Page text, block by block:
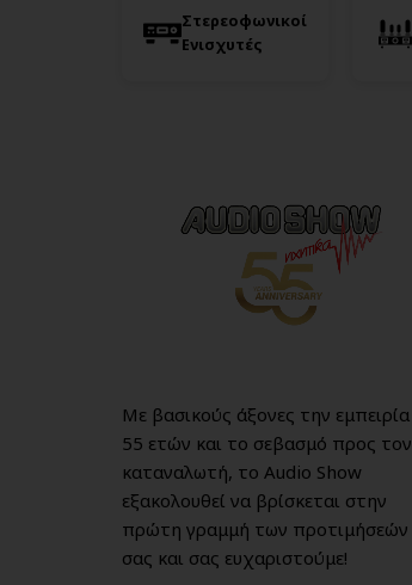
Στερεοφωνικοί
Ενισχυτές
Με βασικούς άξονες την εμπειρία
55 ετών και το σεβασμό προς τον
καταναλωτή, το Audio Show
εξακολουθεί να βρίσκεται στην
πρώτη γραμμή των προτιμήσεών
σας και σας ευχαριστούμε!